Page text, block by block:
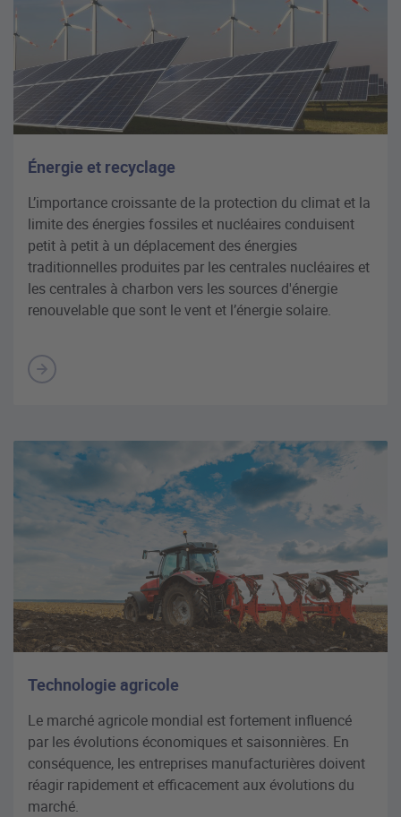
Énergie et recyclage
L’importance croissante de la protection du climat et la
limite des énergies fossiles et nucléaires conduisent
petit à petit à un déplacement des énergies
traditionnelles produites par les centrales nucléaires et
les centrales à charbon vers les sources d'énergie
renouvelable que sont le vent et l’énergie solaire.
Technologie agricole
Le marché agricole mondial est fortement influencé
par les évolutions économiques et saisonnières. En
conséquence, les entreprises manufacturières doivent
réagir rapidement et efficacement aux évolutions du
marché.